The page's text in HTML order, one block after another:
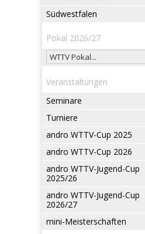
Südwestfalen
Pokal 2026/27
Veranstaltungen
Seminare
Turniere
andro WTTV-Cup 2025
andro WTTV-Cup 2026
andro WTTV-Jugend-Cup
2025/26
andro WTTV-Jugend-Cup
2026/27
mini-Meisterschaften